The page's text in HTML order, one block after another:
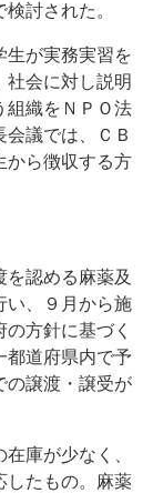
討された。
が実務実習を
社会に対し説明
組織をＮＰＯ法
会議では、ＣＢ
から徴収する方
認める麻薬及
い、９月から施
方針に基づく
都道府県内で予
の譲渡・譲受が
庫が少なく、
したもの。麻薬